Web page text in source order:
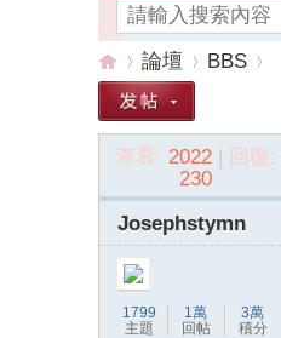
【»
論壇
›
BBS
›
查看: 2022 | 回復:
230
Josephstymn
1799
主題
1萬
回帖
3萬
積分